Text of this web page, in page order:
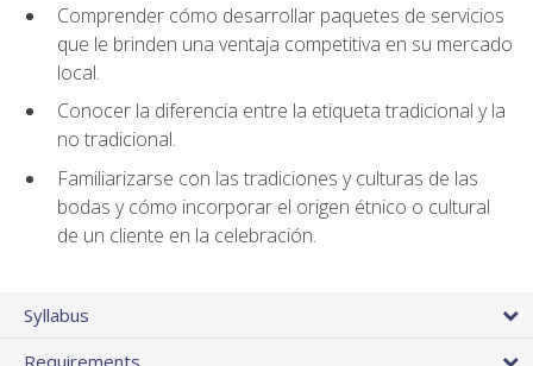
Comprender cómo desarrollar paquetes de servicios
que le brinden una ventaja competitiva en su mercado
local.
Conocer la diferencia entre la etiqueta tradicional y la
no tradicional.
Familiarizarse con las tradiciones y culturas de las
bodas y cómo incorporar el origen étnico o cultural
de un cliente en la celebración.
Syllabus